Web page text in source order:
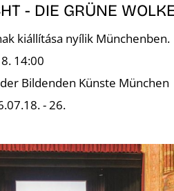
- DIE GRÜNE
kiállítása nyílik Münchenben.
14:00
Bildenden Künste München
- 26.